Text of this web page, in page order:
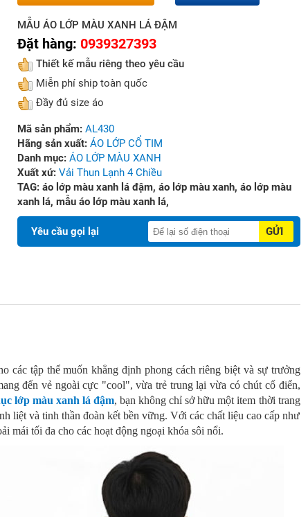
MẪU ÁO LỚP MÀU XANH LÁ ĐẬM
Đặt hàng: 0939327393
Thiết kế mẫu riêng theo yêu cầu
Miễn phí ship toàn quốc
Đầy đủ size áo
Mã sản phẩm: AL430
Hãng sản xuất: ÁO LỚP CỔ TIM
Danh mục: ÁO LỚP MÀU XANH
Xuất xứ: Vải Thun Lạnh 4 Chiều
TAG: áo lớp màu xanh lá đậm, áo lớp màu xanh, áo lớp màu
xanh lá, mẫu áo lớp màu xanh lá,
Yêu cầu gọi lại GỬI
các tập thể muốn khẳng định phong cách riêng biệt và sự trưởng
đến vẻ ngoài cực "cool", vừa trẻ trung lại vừa có chút cổ điển,
lớp màu xanh lá đậm, bạn không chỉ sở hữu một item thời trang
liệt và tinh thần đoàn kết bền vững. Với các chất liệu cao cấp như
mái tối đa cho các hoạt động ngoại khóa sôi nổi.